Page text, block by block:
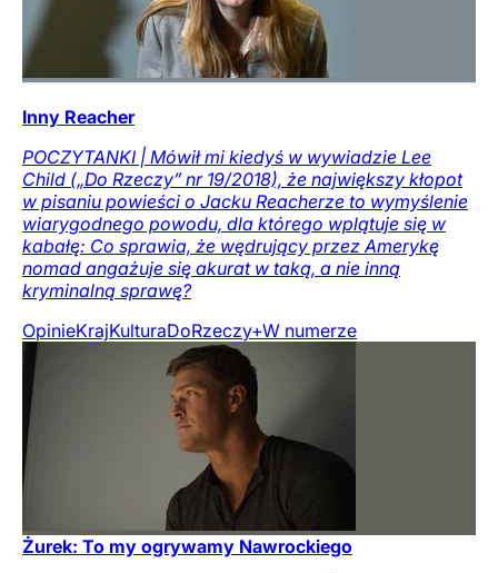
Inny Reacher
POCZYTANKI | Mówił mi kiedyś w wywiadzie Lee
Child („Do Rzeczy” nr 19/2018), że największy kłopot
w pisaniu powieści o Jacku Reacherze to wymyślenie
wiarygodnego powodu, dla którego wplątuje się w
kabałę: Co sprawia, że wędrujący przez Amerykę
nomad angażuje się akurat w taką, a nie inną
kryminalną sprawę?
OpinieKrajKulturaDoRzeczy+W numerze
Żurek: To my ogrywamy Nawrockiego